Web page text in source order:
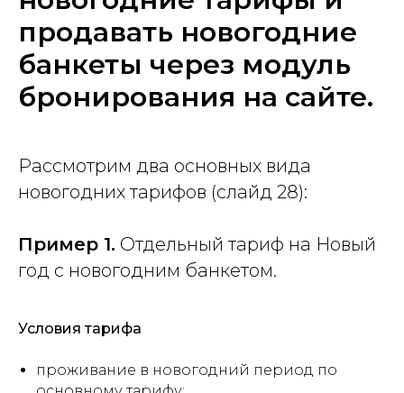
продавать новогодние
банкеты через модуль
бронирования на сайте.
Рассмотрим два основных вида
новогодних тарифов (слайд 28):
Пример 1. Отдельный тариф на Новый
год с новогодним банкетом.
Условия тарифа
проживание в новогодний период по